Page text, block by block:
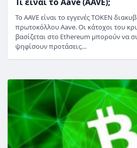
Το AAVE είναι το εγγενές TOKEN
πρωτοκόλλου Aave. Οι κάτοχοι του
βασίζεται στο Ethereum μπορούν να
ψηφίσουν προτάσεις…